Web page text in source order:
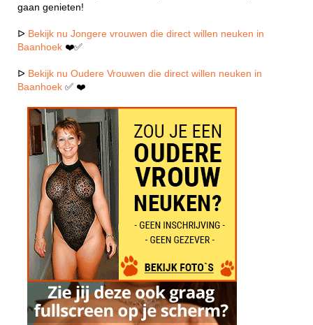
gaan genieten!
ᐅ Bekijk nu Jongere vrouwen die direct willen neuken in
Baanhoek ❤️✅
ᐅ Bekijk nu Oudere Vrouwen die direct willen neuken in
Baanhoek ✅ ❤️